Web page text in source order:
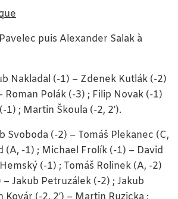
puis Alexander Salak à
Nakladal (-1) – Zdenek Kutlák (-2)
Roman Polák (-3) ; Filip Novak (-1)
; Martin Škoula (-2, 2′).
Svoboda (-2) – Tomáš Plekanec (C,
(A, -1) ; Michael Frolík (-1) – David
(-1) ; Tomáš Rolinek (A, -2)
Jakub Petruzálek (-2) ; Jakub